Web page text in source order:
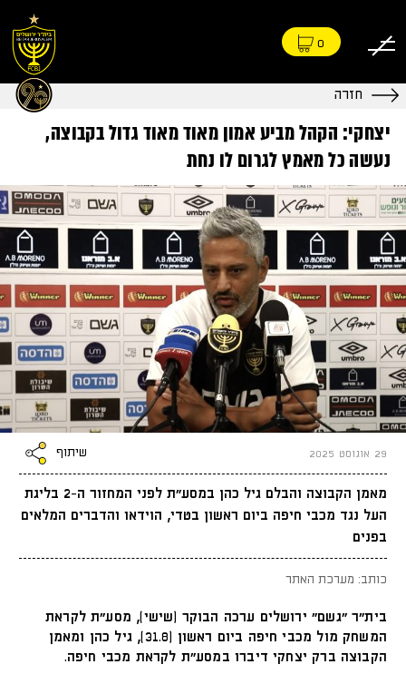
0
חזרה
יצחקי: הקהל מביע אמון מאוד מאוד גדול בקבוצה,
נעשה כל מאמץ לגרום לו נחת
29 אוגוסט 2025 שיתוף
מאמן הקבוצה והבלם גיל כהן במסע״ת לפני המחזור ה-2 בליגת
העל נגד מכבי חיפה ביום ראשון בטדי, הוידאו והדברים המלאים
בפנים
כותב: מערכת האתר
בית״ר ״גשם״ ירושלים ערכה הבוקר (שישי), מסע״ת לקראת
המשחק מול מכבי חיפה ביום ראשון (31.8), גיל כהן ומאמן
הקבוצה ברק יצחקי דיברו במסע״ת לקראת מכבי חיפה.